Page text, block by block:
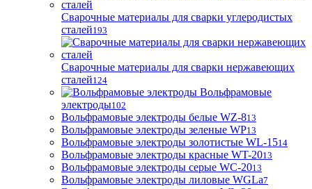
Сварочные материалы для сварки углеродистых
сталей193
Сварочные материалы для сварки нержавеющих
сталей124
Вольфрамовые
электроды102
Вольфрамовые электроды белые WZ-813
Вольфрамовые электроды зеленые WP13
Вольфрамовые электроды золотистые WL-1514
Вольфрамовые электроды красные WT-2013
Вольфрамовые электроды серые WC-2013
Вольфрамовые электроды лиловые WGLa7